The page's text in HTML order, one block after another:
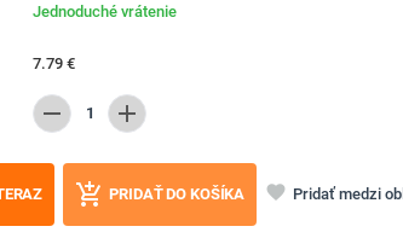
Jednoduché vrátenie
7.79€
remove 1 add
add_shopping_cart PRIDAŤ DO KOŠÍKA favorite Pridať medzi